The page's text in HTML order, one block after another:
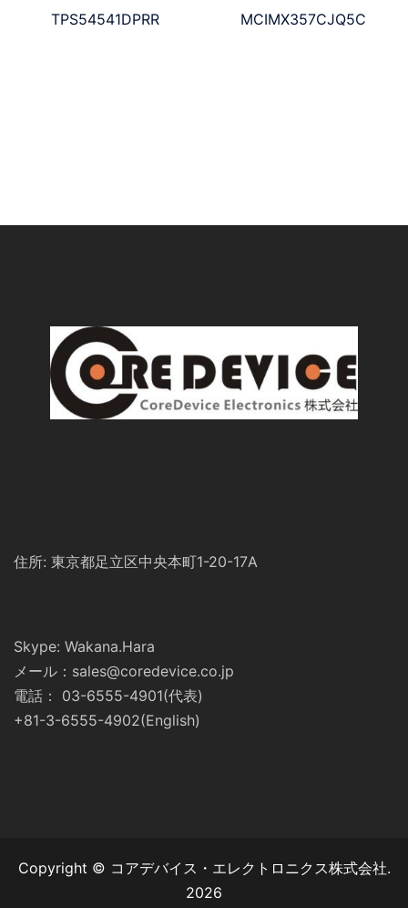
TPS54541DPRR MCIMX357CJQ5C
住所: 東京都足立区中央本町1-20-17A
Skype: Wakana.Hara
メール：sales@coredevice.co.jp
電話： 03-6555-4901(代表)
+81-3-6555-4902(English)
Copyright © コアデバイス・エレクトロニクス株式会社.
2026